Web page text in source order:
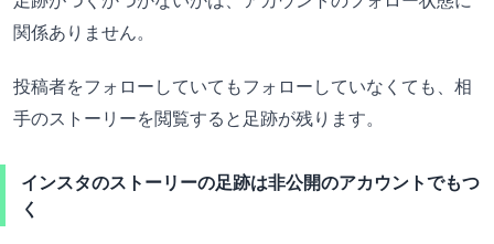
関係ありません。
投稿者をフォローしていてもフォローしていなくても、相
手のストーリーを閲覧すると足跡が残ります。
インスタのストーリーの足跡は非公開のアカウントでもつ
く